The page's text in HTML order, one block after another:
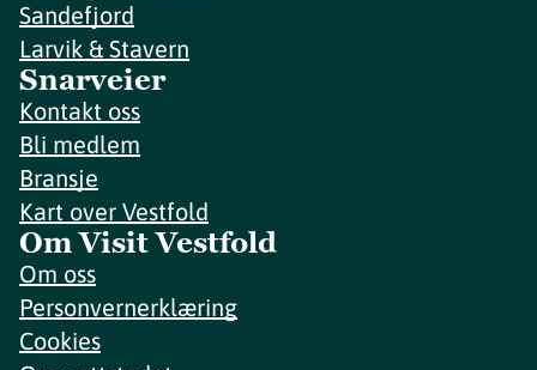
Sandefjord
Larvik & Stavern
Snarveier
Kontakt oss
Bli medlem
Bransje
Kart over Vestfold
Om Visit Vestfold
Om oss
Personvernerklæring
Cookies